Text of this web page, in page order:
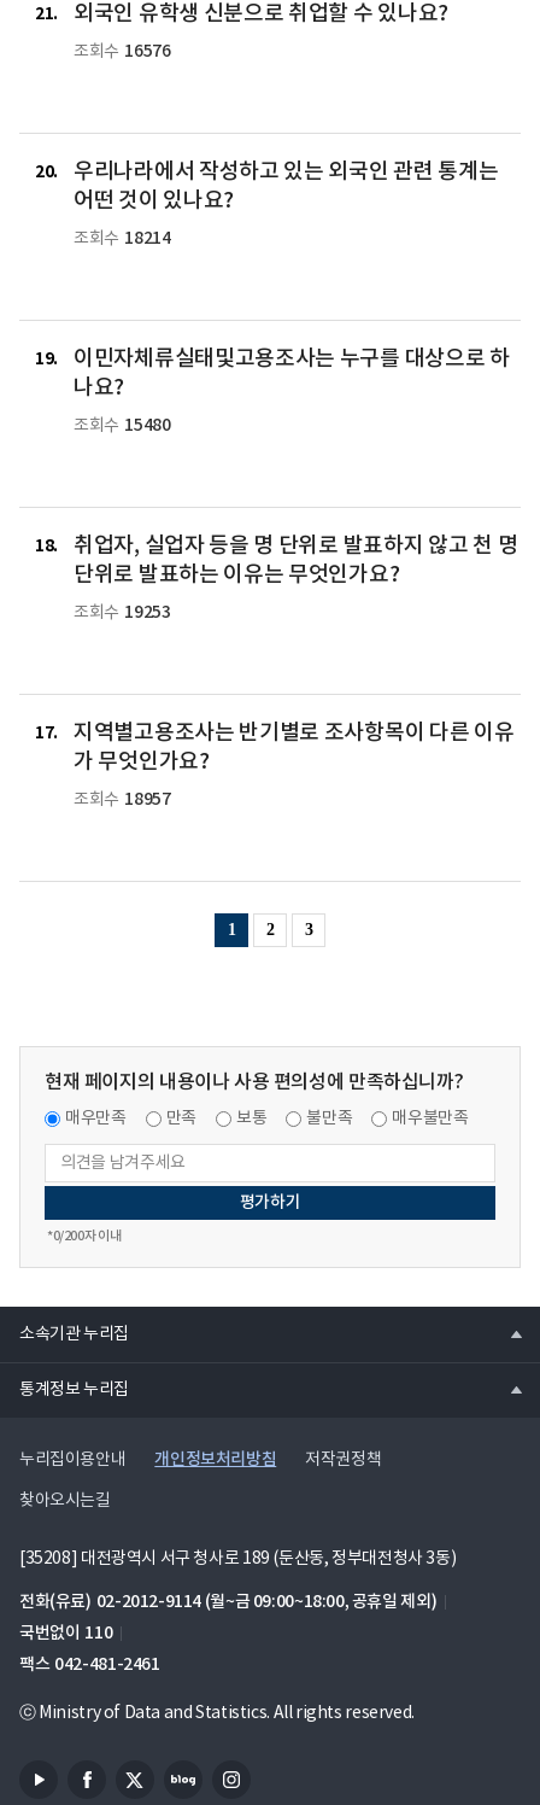
21 외국인 유학생 신분으로 취업할 수 있나요?
조회수 16576
20
우리나라에서 작성하고 있는 외국인 관련 통계는
어떤 것이 있나요?
조회수 18214
19
이민자체류실태및고용조사는 누구를 대상으로 하
나요?
조회수 15480
18
취업자, 실업자 등을 명 단위로 발표하지 않고 천 명
단위로 발표하는 이유는 무엇인가요?
조회수 19253
17
지역별고용조사는 반기별로 조사항목이 다른 이유
가 무엇인가요?
조회수 18957
1 2 3
현재 페이지의 내용이나 사용 편의성에 만족하십니까?
매우만족 만족 보통 불만족 매우불만족
*0/200자 이내
누리집이용안내 개인정보처리방침 저작권정책
찾아오시는길
[35208] 대전광역시 서구 청사로 189 (둔산동, 정부대전청사 3동)
전화(유료) 02-2012-9114 (월~금 09:00~18:00, 공휴일 제외)
국번없이 110
팩스 042-481-2461
ⓒ Ministry of Data and Statistics. All rights reserved.
소속기관 누리집
통계정보 누리집